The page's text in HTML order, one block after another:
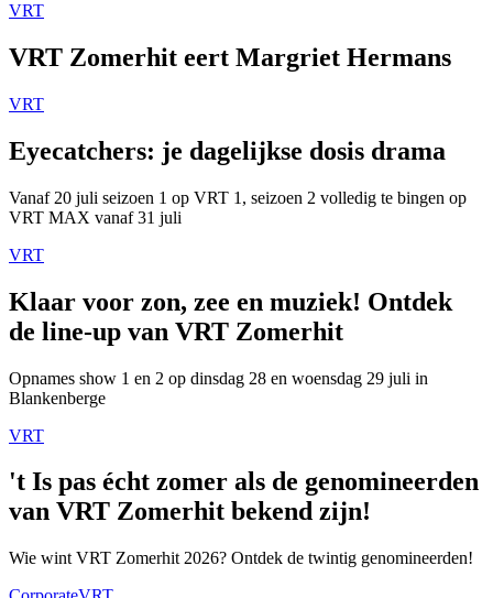
VRT
VRT Zomerhit eert Margriet Hermans
VRT
Eyecatchers: je dagelijkse dosis drama
Vanaf 20 juli seizoen 1 op VRT 1, seizoen 2 volledig te bingen op
VRT MAX vanaf 31 juli
VRT
Klaar voor zon, zee en muziek! Ontdek
de line-up van VRT Zomerhit
Opnames show 1 en 2 op dinsdag 28 en woensdag 29 juli in
Blankenberge
VRT
't Is pas écht zomer als de genomineerden
van VRT Zomerhit bekend zijn!
Wie wint VRT Zomerhit 2026? Ontdek de twintig genomineerden!